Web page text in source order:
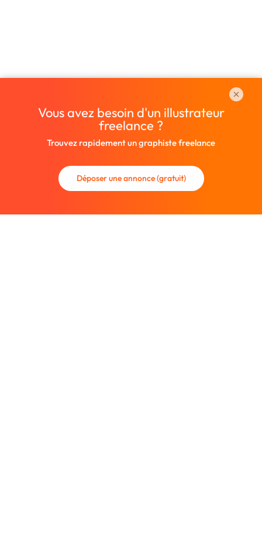
Vous avez besoin d'un illustrateur
freelance ?
Trouvez rapidement un graphiste freelance
Déposer une annonce (gratuit)